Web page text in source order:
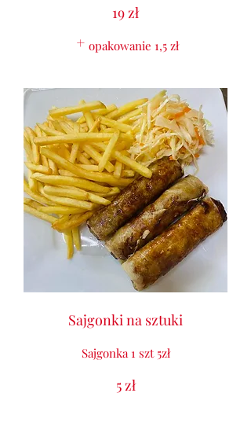
19 zł
opakowanie 1,5 zł
Sajgonki na sztuki
Sajgonka 1 szt 5zł
5 zł